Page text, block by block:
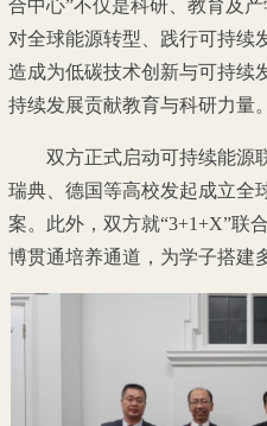
合中心”不仅是科研、教育及
对全球能源转型、践行可持续
造成为低碳技术创新与可持续
持续发展贡献教育与科研力量。
双方正式启动可持续能源
瑞典、德国等高校发起成立全
案。此外，双方就“3+1+X”联
博贯通培养通道，为学子搭建